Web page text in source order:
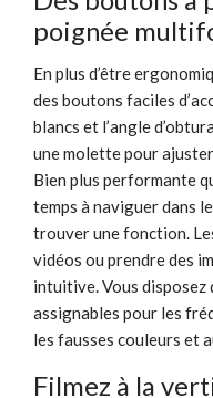
poignée
En plus d’être
des boutons faciles
blancs et l’angle
une molette pour
Bien plus performante
temps à naviguer dans
trouver une fonction.
vidéos ou prendre des
intuitive. Vous
assignables pour les
les fausses couleurs et
Filmez à la